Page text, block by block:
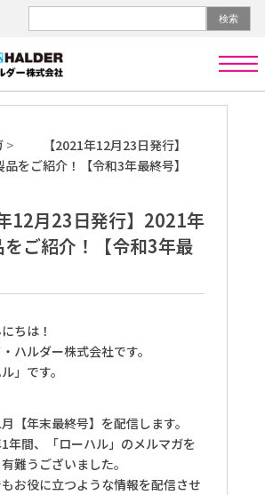
検索
メ
ニ
【2021年12月23日発行】
をご紹介！【令和3年最終号】
12月23日発行】2021年
ご紹介！【令和3年最
ちは！
ハルダー株式会社です。
」です。
【年末最終号】を配信します。
年間、「ローハル」のメルマガを
難うございました。
お役に立つような情報を配信させ